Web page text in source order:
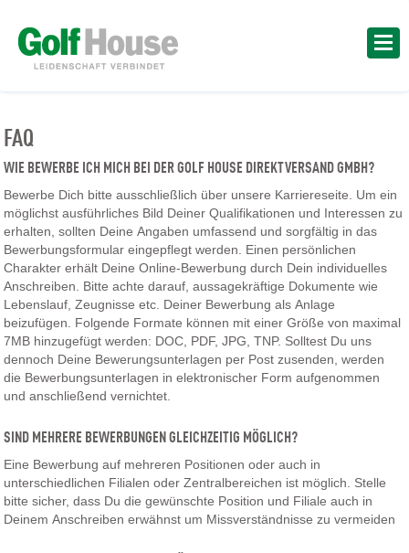
FAQ
WIE BEWERBE ICH MICH BEI DER GOLF HOUSE DIREKTVERSAND GMBH?
Bewerbe Dich bitte ausschließlich über unsere Karriereseite. Um ein
möglichst ausführliches Bild Deiner Qualifikationen und Interessen zu
erhalten, sollten Deine Angaben umfassend und sorgfältig in das
Bewerbungsformular eingepflegt werden. Einen persönlichen
Charakter erhält Deine Online-Bewerbung durch Dein individuelles
Anschreiben. Bitte achte darauf, aussagekräftige Dokumente wie
Lebenslauf, Zeugnisse etc. Deiner Bewerbung als Anlage
beizufügen. Folgende Formate können mit einer Größe von maximal
7MB hinzugefügt werden: DOC, PDF, JPG, TNP. Solltest Du uns
dennoch Deine Bewerungsunterlagen per Post zusenden, werden
die Bewerbungsunterlagen in elektronischer Form aufgenommen
und anschließend vernichtet.
SIND MEHRERE BEWERBUNGEN GLEICHZEITIG MÖGLICH?
Eine Bewerbung auf mehreren Positionen oder auch in
unterschiedlichen Filialen oder Zentralbereichen ist möglich. Stelle
bitte sicher, dass Du die gewünschte Position und Filiale auch in
Deinem Anschreiben erwähnst um Missverständnisse zu vermeiden